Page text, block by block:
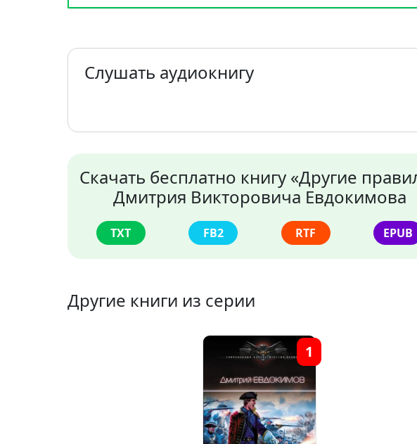
Слушать аудиокнигу
Скачать бесплатно книгу «Другие
Дмитрия Викторовича Евдокимова
TXT FB2 RTF EPUB
Другие книги из серии
1